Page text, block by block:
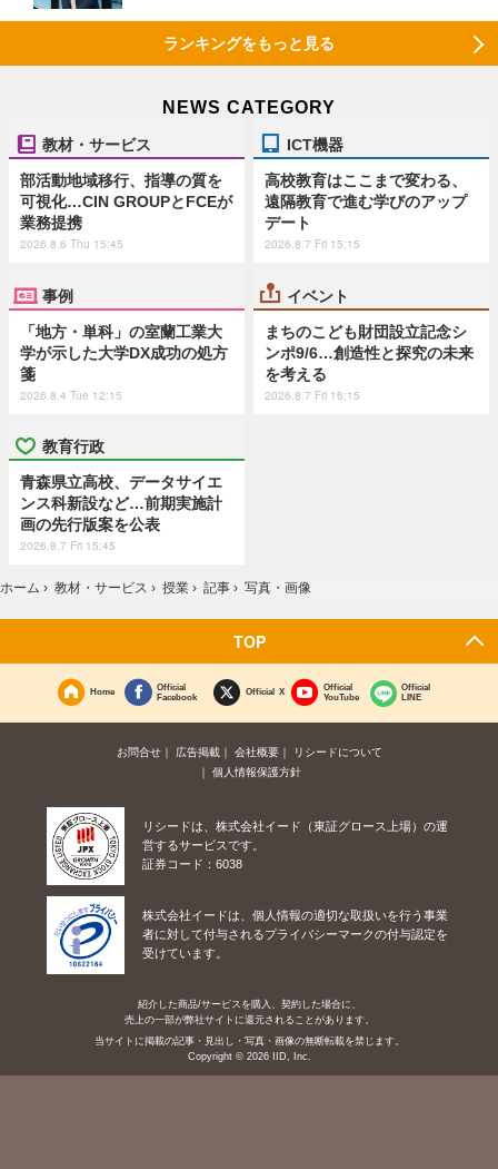
ランキングをもっと見る
NEWS CATEGORY
教材・サービス
部活動地域移行、指導の質を
可視化…CIN GROUPとFCEが
業務提携
2026.8.6 Thu 15:45
ICT機器
高校教育はここまで変わる、
遠隔教育で進む学びのアップ
デート
2026.8.7 Fri 15:15
事例
「地方・単科」の室蘭工業大
学が示した大学DX成功の処方
箋
2026.8.4 Tue 12:15
イベント
まちのこども財団設立記念シ
ンポ9/6…創造性と探究の未来
を考える
2026.8.7 Fri 16:15
教育行政
青森県立高校、データサイエ
ンス科新設など…前期実施計
画の先行版案を公表
2026.8.7 Fri 15:45
ホーム › 教材・サービス › 授業 › 記事 › 写真・画像
TOP
Home
Official
Facebook
Official X
Official
YouTube
Official
LINE
お問合せ 広告掲載 会社概要
リシードについて
個人情報保護方針
リシードは、株式会社イード（東証グロース上場）の運
営するサービスです。
証券コード：6038
株式会社イードは、個人情報の適切な取扱いを行う事業
者に対して付与されるプライバシーマークの付与認定を
受けています。
紹介した商品/サービスを購入、契約した場合に、
売上の一部が弊社サイトに還元されることがあります。
当サイトに掲載の記事・見出し・写真・画像の無断転載を禁じます。
Copyright © 2026 IID, Inc.